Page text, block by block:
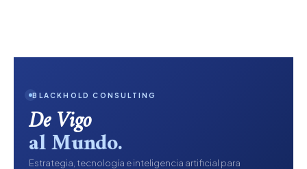
BLACKHOLD CONSULTING
De Vigo
al Mundo.
Estrategia, tecnología e inteligencia artificial para